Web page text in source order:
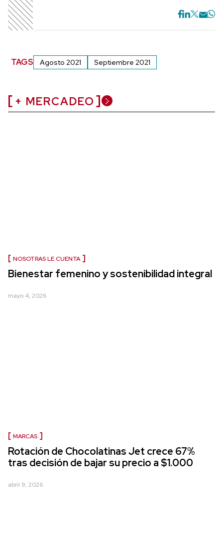
TAGS Agosto 2021 Septiembre 2021
+ MERCADEO
NOSOTRAS LE CUENTA
Bienestar femenino y sostenibilidad integral
mayo 4, 2026
MARCAS
Rotación de Chocolatinas Jet crece 67%
tras decisión de bajar su precio a $1.000
abril 9, 2026